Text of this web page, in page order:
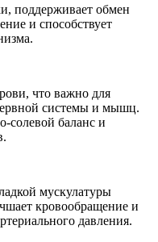
поддерживает обмен
и способствует
что важно для
системы и мышц.
солевой баланс и
мускулатуры
кровообращение и
давления.